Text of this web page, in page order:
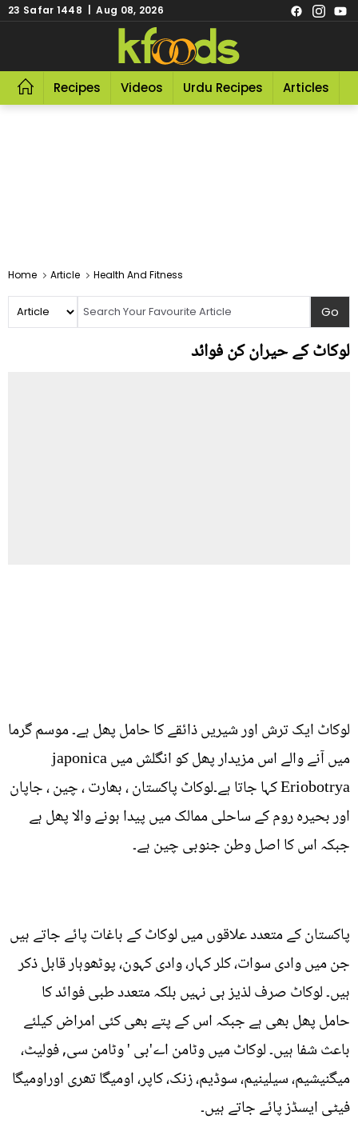
23 Safar 1448 | Aug 08, 2026
Recipes Videos Urdu Recipes Articles
Home Article Health And Fitness
لوکاٹ کے حیران کن فوائد
لوکاٹ ایک ترش اور شیریں ذائقے کا حامل پھل ہے۔ موسم گرما
میں آنے والے اس مزیدار پھل کو انگلش میں japonica
Eriobotrya کہا جاتا ہے۔لوکاٹ پاکستان ، بھارت ، چین ، جاپان
اور بحیرہ روم کے ساحلی ممالک میں پیدا ہونے والا پھل ہے
جبکہ اس کا اصل وطن جنوبی چین ہے۔
پاکستان کے متعدد علاقوں میں لوکاٹ کے باغات پائے جاتے ہیں
جن میں وادی سوات، کلر کہار، وادی کہون، پوٹھوہار قابل ذکر
ہیں۔ لوکاٹ صرف لذیز ہی نہیں بلکہ متعدد طبی فوائد کا
حامل پھل بھی ہے جبکہ اس کے پتے بھی کئی امراض کیلئے
باعث شفا ہیں۔ لوکاٹ میں وٹامن اے'بی ' وٹامن سی, فولیٹ،
میگنیشیم، سیلینیم، سوڈیم، زنک، کاپر، اومیگا تھری اوراومیگا
فیٹی ایسڈز پائے جاتے ہیں۔